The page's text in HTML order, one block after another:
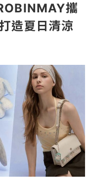
攜
造夏日清涼